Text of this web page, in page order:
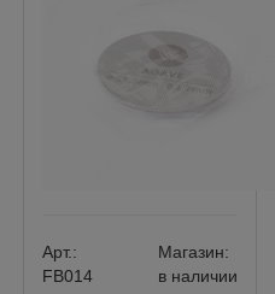
Арт.:
FB014
Магазин:
в наличии